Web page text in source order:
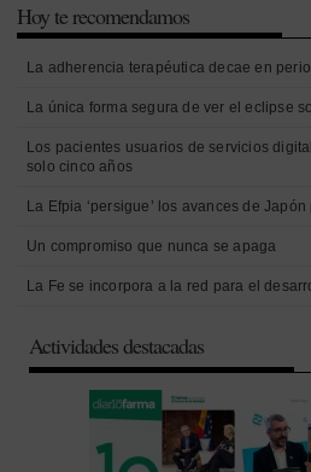
Hoy te recomendamos
La adherencia terapéutica decae en
La única forma segura de ver el eclipse
Los pacientes usuarios de servicios
solo cinco años
La Efpia ‘persigue’ los avances de
Un compromiso que nunca se apaga
La Fe se incorpora a la red para el
Actividades destacadas